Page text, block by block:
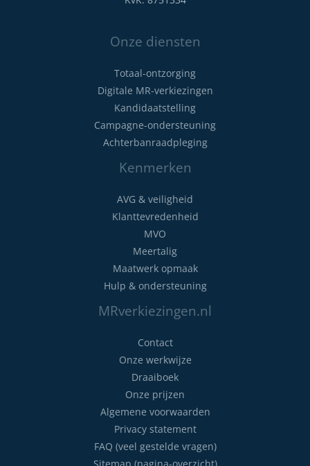
Onze diensten
Totaal-ontzorging
Digitale MR-verkiezingen
Kandidaatstelling
Campagne-ondersteuning
Achterbanraadpleging
Kenmerken
AVG & veiligheid
Klanttevredenheid
MVO
Meertalig
Maatwerk opmaak
Hulp & ondersteuning
MRverkiezingen.nl
Contact
Onze werkwijze
Draaiboek
Onze prijzen
Algemene voorwaarden
Privacy statement
FAQ (veel gestelde vragen)